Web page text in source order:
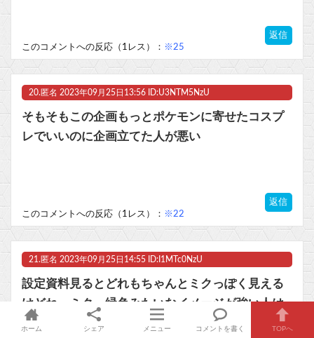
返信
このコメントへの反応（1レス）： ※25
20. 匿名 2023年09月25日13:56 ID:U3NTM5NzU
そもそもこの企画もっとポケモンに寄せたコスプ
レでいいのに企画立てた人が悪い
返信
このコメントへの反応（1レス）： ※22
21. 匿名 2023年09月25日14:55 ID:I1MTc0NzU
設定資料見るとどれもちゃんとミクっぽく見える
けどね。ミク＝緑色みたいなイメージが強い人は
違和感感じやすいかも。公式でも桜や雪とかある
ホーム シェア メニュー コメントを書く TOPへ